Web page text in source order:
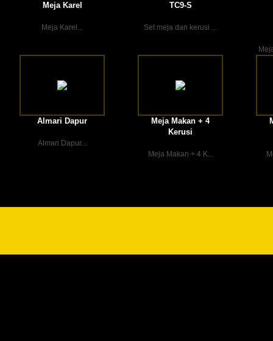
Meja Karel
Meja Karel...
TC9-S
Set meja dan kerusi ...
Almari Dapur
Almari Dapur...
Meja Makan + 4
Kerusi
Meja Makan + 4 K...